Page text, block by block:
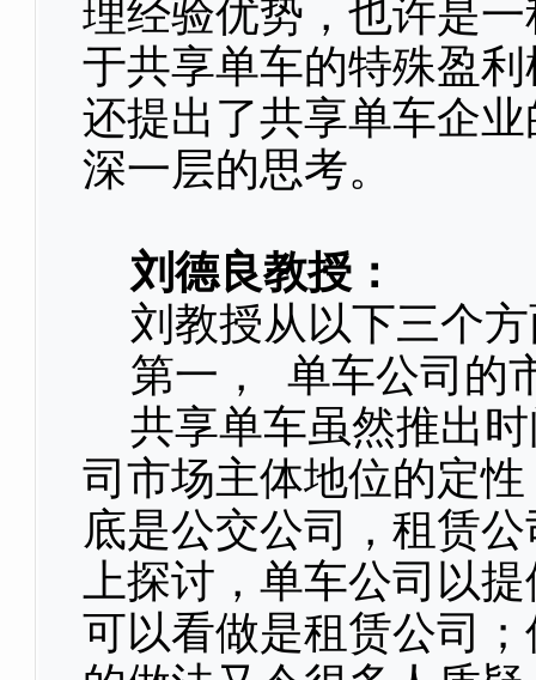
理经验优势，也许是
于共享单车的特殊盈
还提出了共享单车企
深一层的思考。
刘德良教授：
刘教授从以下三个方
第一， 单车公司的
共享单车虽然推出时
司市场主体地位的定
底是公交公司，租赁
上探讨，单车公司以
可以看做是租赁公司